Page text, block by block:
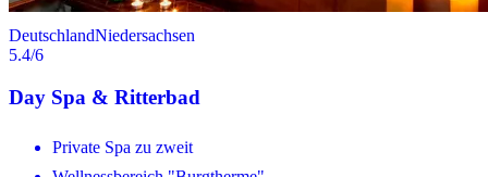
DeutschlandNiedersachsen
5.4/6
Day Spa & Ritterbad
Private Spa zu zweit